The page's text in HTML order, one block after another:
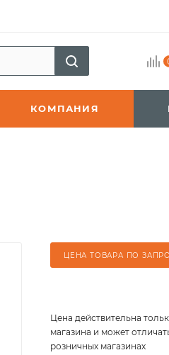
КОМПАНИЯ
ЦЕНА ТОВАРА ПО
Цена действительна
магазина и может
розничных магазинах